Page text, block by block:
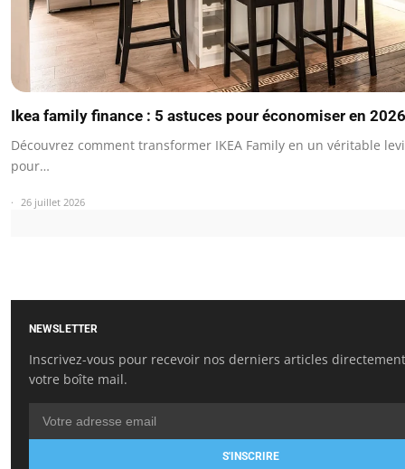
Ikea family finance : 5 astuces pour économiser en 2026
Découvrez comment transformer IKEA Family en un véritable
pour…
26 juillet 2026
NEWSLETTER
Inscrivez-vous pour recevoir nos derniers articles
votre boîte mail.
S'INSCRIRE